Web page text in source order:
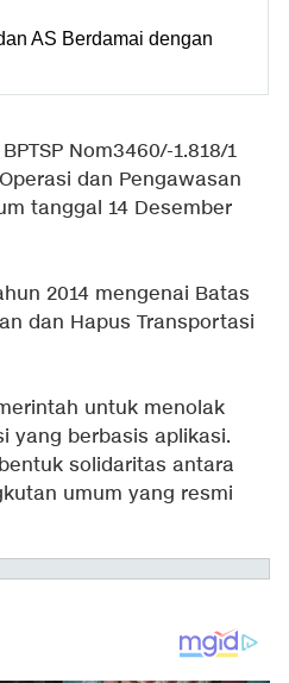
AS Berdamai dengan
Nom3460/-1.818/1
dan Pengawasan
tanggal 14 Desember
2014 mengenai Batas
dan Hapus Transportasi
untuk menolak
yang berbasis aplikasi.
solidaritas antara
umum yang resmi